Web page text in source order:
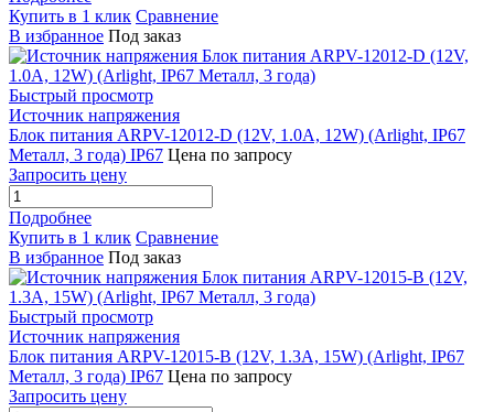
Купить в 1 клик Сравнение
В избранное Под заказ
Быстрый просмотр
Источник напряжения
Блок питания ARPV-12012-D (12V, 1.0A, 12W) (Arlight, IP67
Металл, 3 года) IP67 Цена по запросу
Запросить цену
Подробнее
Купить в 1 клик Сравнение
В избранное Под заказ
Быстрый просмотр
Источник напряжения
Блок питания ARPV-12015-B (12V, 1.3A, 15W) (Arlight, IP67
Металл, 3 года) IP67 Цена по запросу
Запросить цену